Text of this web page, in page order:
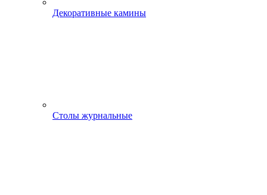
Декоративные камины
Столы журнальные